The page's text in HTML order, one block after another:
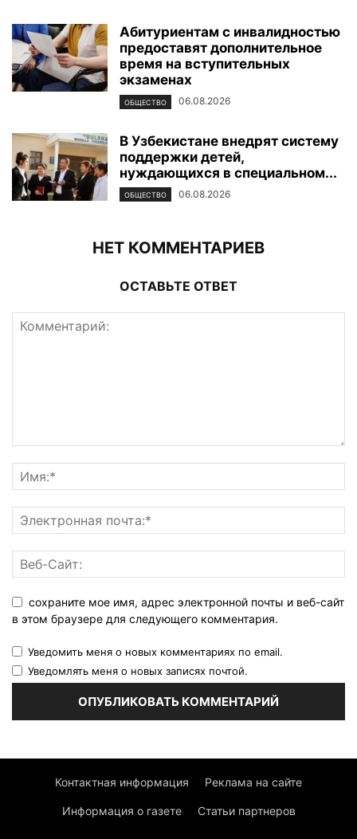
Абитуриентам с инвалидностью
предоставят дополнительное
время на вступительных
экзаменах
ОБЩЕСТВО 06.08.2026
В Узбекистане внедрят систему
поддержки детей,
нуждающихся в специальном...
ОБЩЕСТВО 06.08.2026
НЕТ КОММЕНТАРИЕВ
ОСТАВЬТЕ ОТВЕТ
сохраните мое имя, адрес электронной почты и веб-сайт
в этом браузере для следующего комментария.
Уведомить меня о новых комментариях по email.
Уведомлять меня о новых записях почтой.
Контактная информация Реклама на сайте
Информация о газете Статьи партнеров